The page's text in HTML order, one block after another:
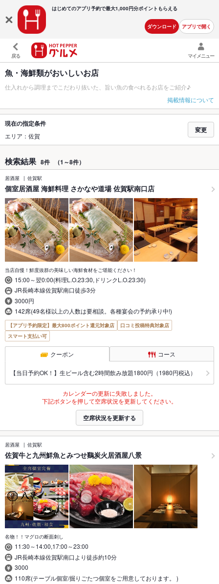
はじめてのアプリ予約で最大1,000円分ポイントもらえる
ダウンロード アプリで開く
戻る マイメニュー
魚・海鮮類がおいしいお店
仕入れから調理までこだわり抜いた、旨い魚の食べれるお店をご紹介♪
掲載情報について
現在の指定条件
エリア：佐賀
変更
検索結果 8件 （1～8件）
居酒屋 佐賀駅
個室居酒屋 海鮮料理 さかなや道場 佐賀駅南口店
当店自慢！鮮度抜群の美味しい海鮮食材をご堪能ください！
15:00～翌0:00(料理L.O.23:30,ドリンクL.O.23:30)
JR長崎本線佐賀駅南口徒歩3分
3000円
142席(49名様以上の人数は要相談。各種宴会の予約承り中!)
【アプリ予約限定】最大800ポイント還元対象店
口コミ投稿特典対象店
スマート支払い可
クーポン コース
【当日予約OK！】生ビール含む2時間飲み放題1800円（1980円税込）
カレンダーの更新に失敗しました。
下記ボタンを押して空席状況を更新してください。
空席状況を更新する
居酒屋 佐賀駅
佐賀牛と九州鮮魚とみつせ鷄炭火居酒屋八景
名物！！マグロの断面刺し
11:30～14:00,17:00～23:00
JR長崎本線佐賀駅南口より徒歩約10分
3000
110席(テーブル個室/掘りごたつ個室をご用意しております。 )